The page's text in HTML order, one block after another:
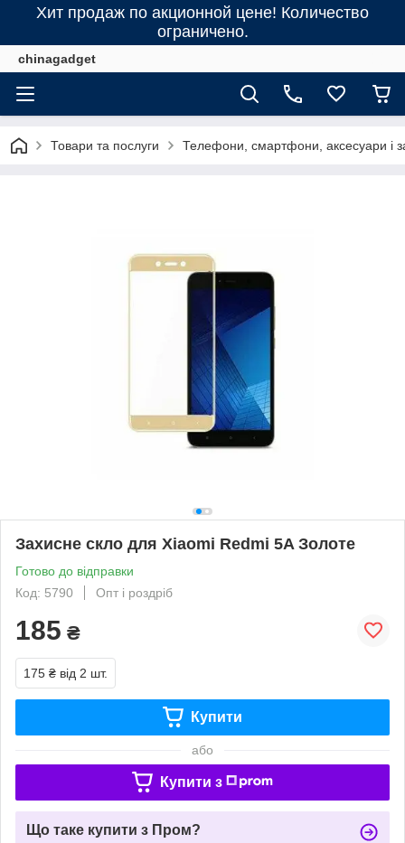
Хит продаж по акционной цене! Количество
ограничено.
chinagadget
Товари та послуги Телефони, смартфони, аксесуари і
Захисне скло для Xiaomi Redmi 5A Золоте
Готово до відправки
Код: 5790
Опт і роздріб
185 ₴
175 ₴ від 2 шт.
Купити
або
Купити з
Що таке купити з Пром?